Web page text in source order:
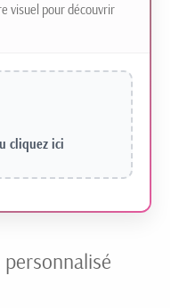
visuel pour découvrir
cliquez ici